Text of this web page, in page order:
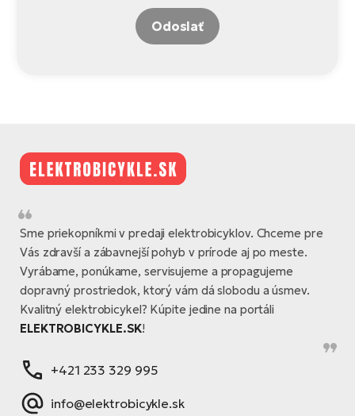
Odoslať
Sme priekopníkmi v predaji elektrobicyklov. Chceme pre
Vás zdravší a zábavnejší pohyb v prírode aj po meste.
Vyrábame, ponúkame, servisujeme a propagujeme
dopravný prostriedok, ktorý vám dá slobodu a úsmev.
Kvalitný elektrobicykel? Kúpite jedine na portáli
ELEKTROBICYKLE.SK!
+421 233 329 995
info@elektrobicykle.sk